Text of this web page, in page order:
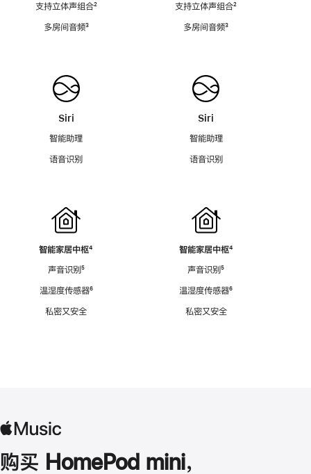
支持立体声组合脚
²
多房间音频脚
³
Siri
智能助理
语音识别
智能家居中枢脚
⁴
声音识别脚
⁵
温湿度传感器脚
⁶
私密又安全
支持立体声组合脚
²
多房间音频脚
³
Siri
智能助理
语音识别
智能家居中枢脚
⁴
声音识别脚
⁵
温湿度传感器脚
⁶
私密又安全
购买 HomePod mini，